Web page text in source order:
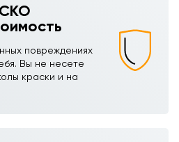
повреждениях
Вы не несете
краски и на